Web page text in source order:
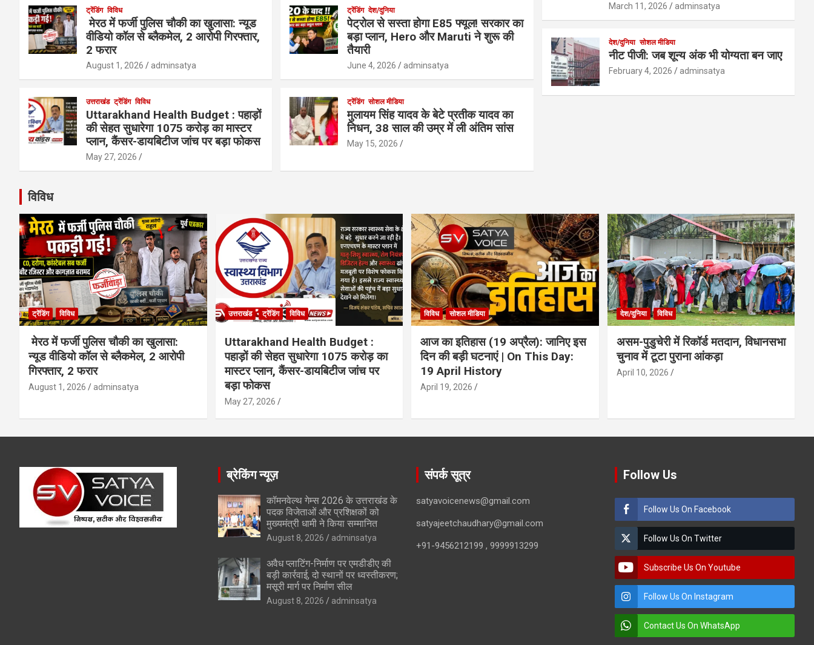
ट्रेंडिंग विविध
मेरठ में फर्जी पुलिस चौकी का खुलासा: न्यूड
वीडियो कॉल से ब्लैकमेल, 2 आरोपी गिरफ्तार,
2 फरार
August 1, 2026 adminsatya
ट्रेंडिंग देश/दुनिया
पेट्रोल से सस्ता होगा E85 फ्यूल! सरकार का
बड़ा प्लान, Hero और Maruti ने शुरू की
तैयारी
June 4, 2026 adminsatya
उत्तराखंड ट्रेंडिंग विविध
Uttarakhand Health Budget : पहाड़ों
की सेहत सुधारेगा 1075 करोड़ का मास्टर
प्लान, कैंसर-डायबिटीज जांच पर बड़ा फोकस
May 27, 2026
ट्रेंडिंग सोशल मीडिया
मुलायम सिंह यादव के बेटे प्रतीक यादव का
निधन, 38 साल की उम्र में ली अंतिम सांस
May 15, 2026
March 11, 2026 adminsatya
देश/दुनिया सोशल मीडिया
नीट पीजी: जब शून्य अंक भी योग्यता बन जाए
February 4, 2026 adminsatya
विविध
ट्रेंडिंग विविध
मेरठ में फर्जी पुलिस चौकी का खुलासा:
न्यूड वीडियो कॉल से ब्लैकमेल, 2 आरोपी
गिरफ्तार, 2 फरार
August 1, 2026 adminsatya
उत्तराखंड ट्रेंडिंग विविध
Uttarakhand Health Budget :
पहाड़ों की सेहत सुधारेगा 1075 करोड़ का
मास्टर प्लान, कैंसर-डायबिटीज जांच पर
बड़ा फोकस
May 27, 2026
विविध सोशल मीडिया
आज का इतिहास (19 अप्रैल): जानिए इस
दिन की बड़ी घटनाएं | On This Day:
19 April History
April 19, 2026
देश/दुनिया विविध
असम-पुडुचेरी में रिकॉर्ड मतदान, विधानसभा
चुनाव में टूटा पुराना आंकड़ा
April 10, 2026
ब्रेकिंग न्यूज़
कॉमनवेल्थ गेम्स 2026 के उत्तराखंड के
पदक विजेताओं और प्रशिक्षकों को
मुख्यमंत्री धामी ने किया सम्मानित
August 8, 2026 adminsatya
अवैध प्लाटिंग-निर्माण पर एमडीडीए की
बड़ी कार्रवाई, दो स्थानों पर ध्वस्तीकरण;
मसूरी मार्ग पर निर्माण सील
August 8, 2026 adminsatya
संपर्क सूत्र
satyavoicenews@gmail.com
satyajeetchaudhary@gmail.com
+91-9456212199 , 9999913299
Follow Us
Follow Us On Facebook
Follow Us On Twitter
Subscribe Us On Youtube
Follow Us On Instagram
Contact Us On WhatsApp